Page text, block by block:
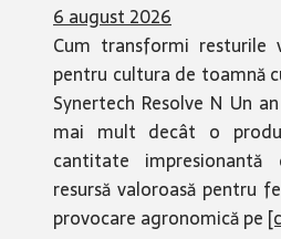
6 august 2026
Cum transformi resturile
pentru cultura de toamnă
Synertech Resolve N Un
mai mult decât o
cantitate
resursă valoroasă pentru
provocare agronomică pe